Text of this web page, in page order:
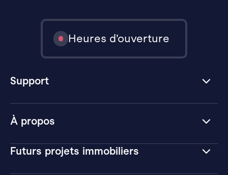
À propos
Futurs projets immobiliers
Heures d’ouverture
Support